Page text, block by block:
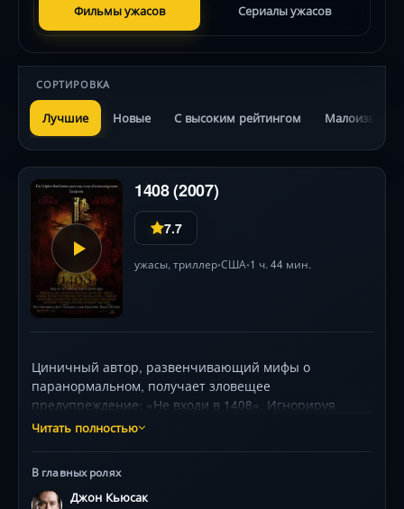
Фильмы ужасов Сериалы ужасов
СОРТИРОВКА
Лучшие Новые С высоким рейтингом
1408 (2007)
7.7
ужасы, триллер•США•1 ч. 44 мин.
Циничный автор, развенчивающий мифы о
паранормальном, получает зловещее
предупреждение: «Не входи в 1408». Игнорируя
мольбы менеджера отеля, известного леденящими
разоблачения, мгновенно превращается в борьбу за
выживание. Комната оживает — время искажается,
Читать полностью
В главных ролях
Джон Кьюсак